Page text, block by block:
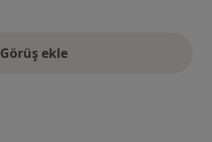
Görüş ekle